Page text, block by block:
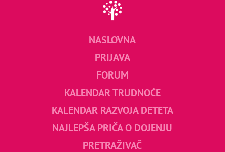
NASLOVNA
PRIJAVA
FORUM
KALENDAR TRUDNOĆE
KALENDAR RAZVOJA DETETA
NAJLEPŠA PRIČA O DOJENJU
PRETRAŽIVAČ